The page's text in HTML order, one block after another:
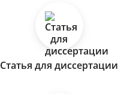
Статья для диссертации